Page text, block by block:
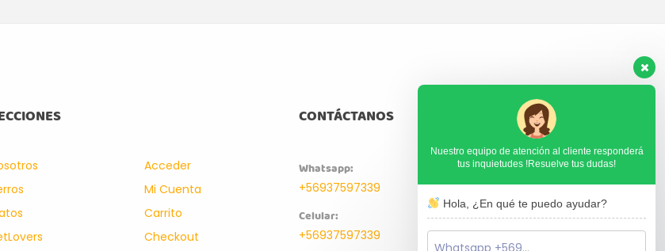
Acceder
Mi Cuenta
Carrito
Checkout
CONTÁCTANOS
Whatsapp:
+56937597339
Celular:
+56937597339
Nuestro equipo de atención al cliente responderá
tus inquietudes !Resuelve tus dudas!
Hola, ¿En qué te puedo ayudar?